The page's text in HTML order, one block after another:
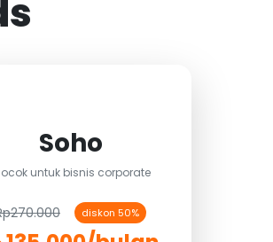
Soho
untuk bisnis corporate
diskon 50%